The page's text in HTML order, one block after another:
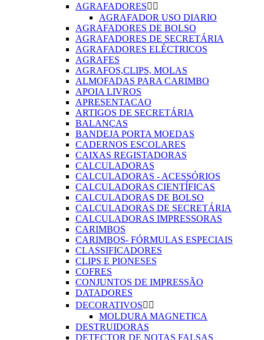
AGRAFADORES 
AGRAFADOR USO DIARIO
AGRAFADORES DE BOLSO
AGRAFADORES DE SECRETÁRIA
AGRAFADORES ELÉCTRICOS
AGRAFES
AGRAFOS,CLIPS, MOLAS
ALMOFADAS PARA CARIMBO
APOIA LIVROS
APRESENTACAO
ARTIGOS DE SECRETÁRIA
BALANÇAS
BANDEJA PORTA MOEDAS
CADERNOS ESCOLARES
CAIXAS REGISTADORAS
CALCULADORAS
CALCULADORAS - ACESSÓRIOS
CALCULADORAS CIENTÍFICAS
CALCULADORAS DE BOLSO
CALCULADORAS DE SECRETÁRIA
CALCULADORAS IMPRESSORAS
CARIMBOS
CARIMBOS- FÓRMULAS ESPECIAIS
CLASSIFICADORES
CLIPS E PIONESES
COFRES
CONJUNTOS DE IMPRESSÃO
DATADORES
DECORATIVOS 
MOLDURA MAGNETICA
DESTRUIDORAS
DETECTOR DE NOTAS FALSAS